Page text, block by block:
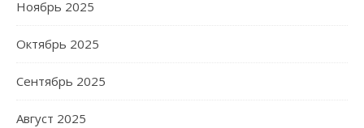
Ноябрь 2025
Октябрь 2025
Сентябрь 2025
Август 2025